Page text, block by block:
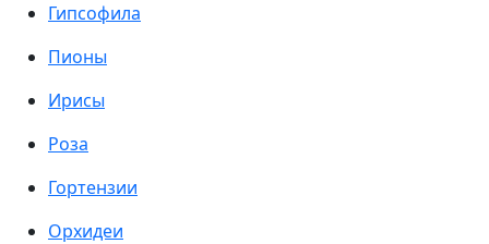
Гипсофила
Пионы
Ирисы
Роза
Гортензии
Орхидеи